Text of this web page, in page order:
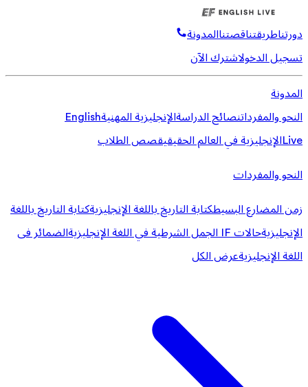
دورتناطريقتناقصتناالمدونة
تسجيل الدخولاشترك الآن
المدونة
النحو والمفرداتنصائح الدراسةالإنجليزية المهنيةEnglish
Liveالإنجليزية في العالم الحقيقيقصص الطلاب
النحو والمفردات
زمن المضارع البسيطكتابة التاريخ باللغة الإنجليزيةكتابة التاريخ باللغة
الإنجليزيةحالات IF الجمل الشرطية في اللغة الإنجليزية
الضمائر فى
اللغة الإنجليزيةعرض الكل